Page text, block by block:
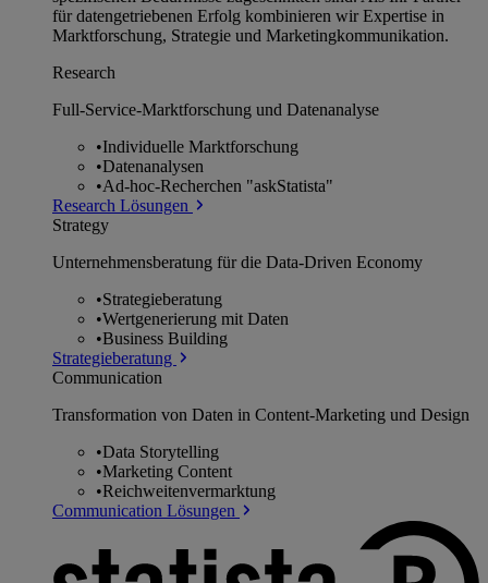
für datengetriebenen Erfolg kombinieren wir Expertise in
Marktforschung, Strategie und Marketingkommunikation.
Research
Full-Service-Marktforschung und Datenanalyse
•Individuelle Marktforschung
•Datenanalysen
•Ad-hoc-Recherchen "askStatista"
Research Lösungen
Strategy
Unternehmens­beratung für die Data-Driven Economy
•Strategieberatung
•Wertgenerierung mit Daten
•Business Building
Strategieberatung
Communication
Transformation von Daten in Content-Marketing und Design
•Data Storytelling
•Marketing Content
•Reichweitenvermarktung
Communication Lösungen